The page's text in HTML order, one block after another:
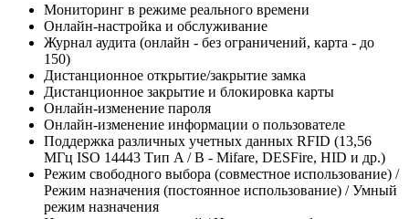
Мониторинг в режиме реального времени
Онлайн-настройка и обслуживание
Журнал аудита (онлайн - без ограничений, карта - до
150)
Дистанционное открытие/закрытие замка
Дистанционное закрытие и блокировка карты
Онлайн-изменение пароля
Онлайн-изменение информации о пользователе
Поддержка различных учетных данных RFID (13,56
МГц ISO 14443 Тип A / B - Mifare, DESFire, HID и др.)
Режим свободного выбора (совместное использование) /
Режим назначения (постоянное использование) / Умный
режим назначения